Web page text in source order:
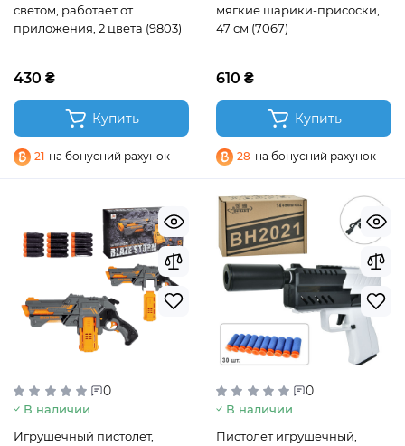
светом, работает от
приложения, 2 цвета (9803)
430 ₴
Купить
21 на бонусний рахунок
мягкие шарики-присоски,
47 см (7067)
610 ₴
Купить
28 на бонусний рахунок
0
В наличии
Игрушечный пистолет,
0
В наличии
Пистолет игрушечный,